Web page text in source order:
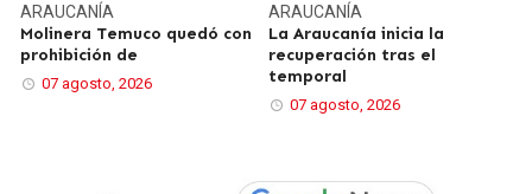
ARAUCANÍA
Molinera Temuco quedó con
prohibición de
07 agosto, 2026
ARAUCANÍA
La Araucanía inicia la
recuperación tras el
temporal
07 agosto, 2026